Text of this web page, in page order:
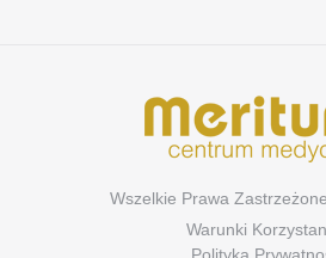
Wszelkie Prawa
Warunki